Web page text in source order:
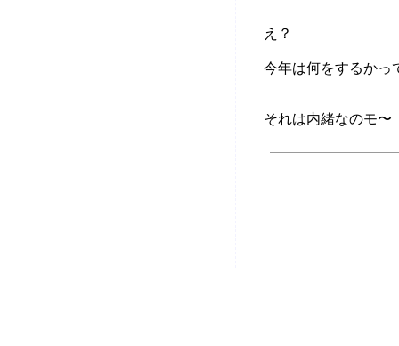
え？
今年は何をするかっ
それは内緒なのモ〜